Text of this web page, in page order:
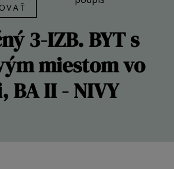
3-IZB. BYT s
miestom vo
II - NIVY